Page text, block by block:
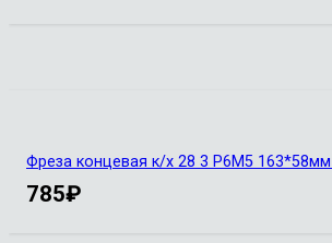
Фреза концевая к/х 28 3 Р6М5 163*58мм
785₽